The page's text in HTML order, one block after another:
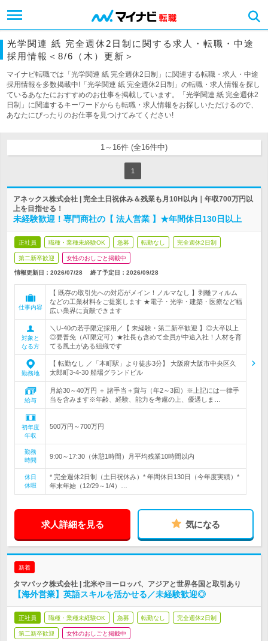
光学関連 紙 完全週休2日制に関する求人・転職・中途
採用情報＜8/6（木）更新＞
マイナビ転職では「光学関連 紙 完全週休2日制」に関連する転職・求人・中途
採用情報を多数掲載中!「光学関連 紙 完全週休2日制」の転職・求人情報を探し
ているあなたにおすすめのお仕事を掲載しています。「光学関連 紙 完全週休2
日制」に関連するキーワードからも転職・求人情報をお探しいただけるので、
あなたにぴったりのお仕事を見つけてみてください!
1～16件 (全16件中)
1
アネックス株式会社 | 完全土日祝休み＆残業も月10H以内｜年収700万円以
上を目指せる！
未経験歓迎！専門商社の【 法人営業 】★年間休日130日以上
正社員 職種・業種未経験OK 急募 転勤なし 完全週休2日制
第二新卒歓迎 女性のおしごと掲載中
情報更新日：2026/07/28 終了予定日： 2026/09/28
仕事内容
【 既存の取引先への対応がメイン！ノルマなし 】剥離フィルム
などの工業材料をご提案します ★電子・光学・建築・医療など幅
広い業界に貢献できます
対象と
なる方
＼U-40の若手限定採用／【 未経験・第二新卒歓迎 】◎大卒以上
◎要普免（AT限定可）★社長も含めて全員が中途入社！人材を育
てる風土がある組織です
勤務地
【 転勤なし ／「本町駅」より徒歩3分】 大阪府大阪市中央区久
太郎町3-4-30 船場グランドビル
給与
月給30～40万円 ＋ 諸手当＋賞与（年2～3回）※上記には一律手
当を含みます※年齢、経験、能力を考慮の上、優遇しま…
初年度
年収
500万円～700万円
勤務
時間
9:00～17:30（休憩1時間）月平均残業10時間以内
休日
休暇
* 完全週休2日制（土日祝休み）* 年間休日130日（今年度実績）*
年末年始（12/29～1/4）…
求人詳細を見る 気になる
新着
タマパック株式会社 | 北米やヨーロッパ、アジアと世界各国と取引あり
【海外営業】英語スキルを活かせる／未経験歓迎◎
正社員 職種・業種未経験OK 急募 転勤なし 完全週休2日制
第二新卒歓迎 女性のおしごと掲載中